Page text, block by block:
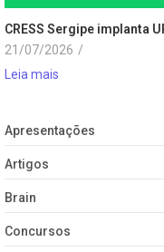
CRESS Sergipe implanta
21/07/2026 /
Leia mais
Apresentações
Artigos
Brain
Concursos